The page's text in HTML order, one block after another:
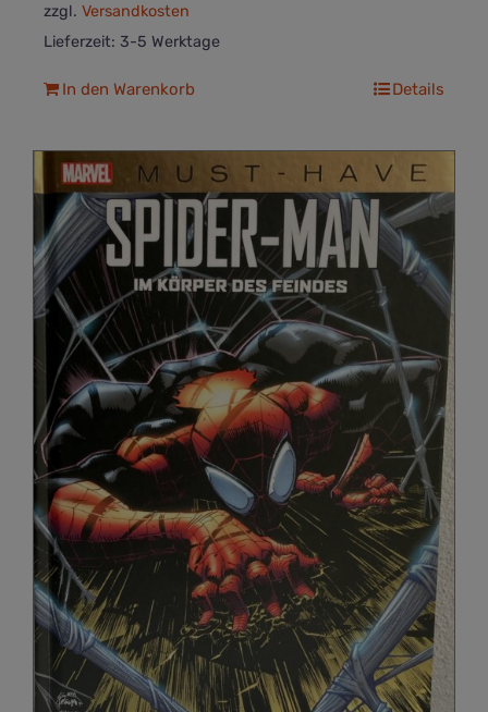
zzgl. Versandkosten
Lieferzeit: 3-5 Werktage
In den Warenkorb Details